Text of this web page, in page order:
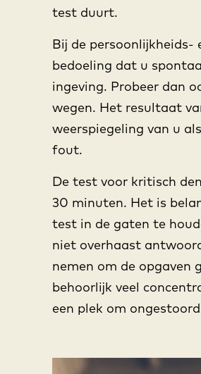
test duurt.
Bij de persoonlijkheids-
bedoeling dat u
ingeving. Probeer dan
wegen. Het resultaat
weerspiegeling van u
fout.
De test voor kritisch
30 minuten. Het is
test in de gaten te
niet overhaast
nemen om de opgaven
behoorlijk veel
een plek om